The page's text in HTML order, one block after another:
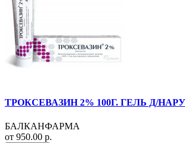
ТРОКСЕВАЗИН 2% 100Г. ГЕЛЬ Д/
БАЛКАНФАРМА
от 950.00 р.